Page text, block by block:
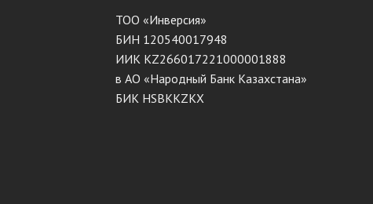
ТОО «Инверсия»
БИН 120540017948
ИИК KZ266017221000001888
в АО «Народный Банк Казахстана»
БИК HSBKKZKX